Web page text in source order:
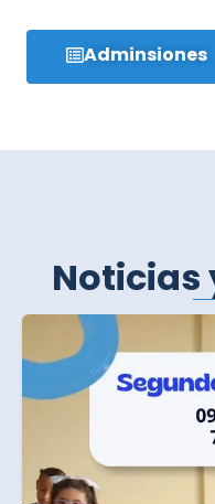
Adminsiones
Noticias